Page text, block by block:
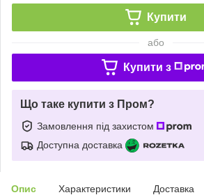
Купити
або
Купити з
Що таке купити з Пром?
Замовлення під захистом
Доступна доставка
Опис Характеристики Доставка